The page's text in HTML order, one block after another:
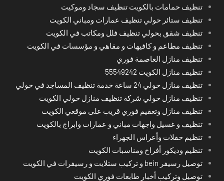
تنظيف حمامات بالكويت تنظيف سجاد وموكيت
تنظيف ستائر حولي تنظيف عمارات ومباني الكويت
تنظيف شقق بحولي تنظيف فلل ومكاتب في الكويت
تنظيف مطاعم و كافيهات و مقاهي و مؤسسات في الكويت
تنظيف منازل العاصمة فوري
تنظيف منازل الكويت 55549242
تنظيف منازل حولي 24 ساعة خدمة تنظيف المساجد في حولي
تنظيف منازل حولي شركة تنظيف منازل حولي الكويت
تنظيف منازل وتعقيم فوري قريب على موقعي الكويت
تنظيف و غسيل واجهات مباني و عمارات وابراج بالكويت
تنظيم حفلات وأعراس الجهراء
تنظيم وديكور أفراح ومناسبات الكويت
توصيل رسيفر bein و تركيب ستلايت و رسيفرات في الكويت
توصيل وتركيب أخبار طابعات فوري الكويت